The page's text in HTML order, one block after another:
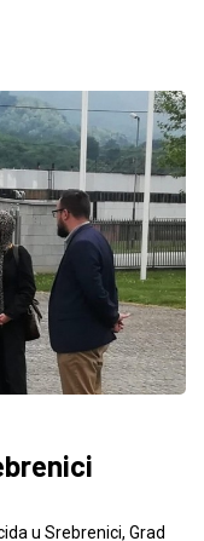
u Srebrenici, Grad